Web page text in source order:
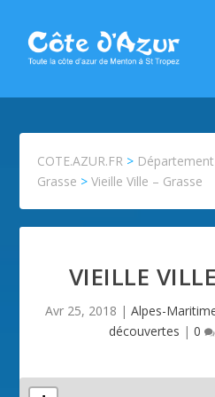
COTE.AZUR.FR > Département
Grasse >Vieille Ville – Grasse
VIEILLE
Avr 25, 2018 | Alpes-
découvertes | 0